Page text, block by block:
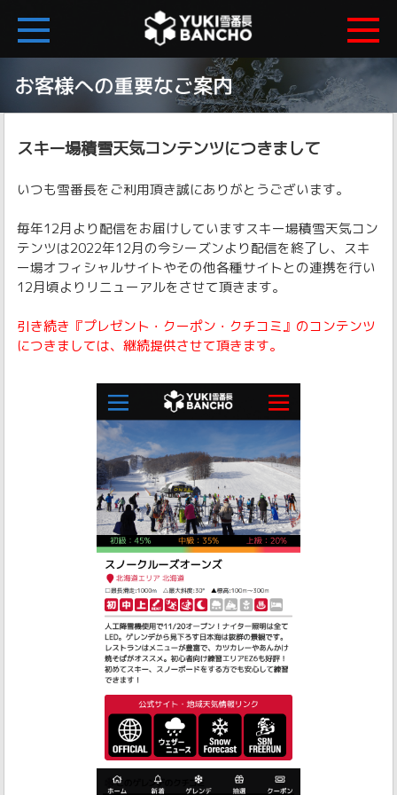
スキー場積雪天気コンテンツにつきまして
いつも雪番長をご利用頂き誠にありがとうございます。
毎年12月より配信をお届けしていますスキー場積雪天気コン
テンツは2022年12月の今シーズンより配信を終了し、スキ
ー場オフィシャルサイトやその他各種サイトとの連携を行い
12月頃よりリニューアルをさせて頂きます。
引き続き『プレゼント・クーポン・クチコミ』のコンテンツ
につきましては、継続提供させて頂きます。